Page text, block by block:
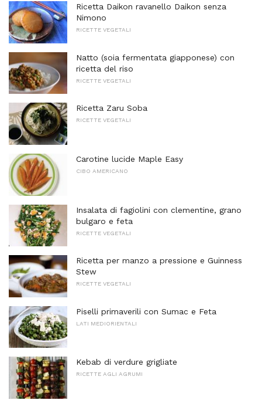
Ricetta Daikon ravanello Daikon senza
Nimono
RICETTE VEGETALI
Natto (soia fermentata giapponese) con
ricetta del riso
RICETTE VEGETALI
Ricetta Zaru Soba
RICETTE VEGETALI
Carotine lucide Maple Easy
CIBO AMERICANO
Insalata di fagiolini con clementine, grano
bulgaro e feta
RICETTE VEGETALI
Ricetta per manzo a pressione e Guinness
Stew
RICETTE VEGETALI
Piselli primaverili con Sumac e Feta
LATI MEDIORIENTALI
Kebab di verdure grigliate
RICETTE AGLI AGRUMI